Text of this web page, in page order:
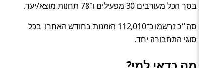
בסך הכל מעורבים 30 מפעילים ו־78 תחנות מוצא/יעד.
סה״כ נרשמו כ־112,010 הזמנות בחודש האחרון בכל
סוגי התחבורה יחד.